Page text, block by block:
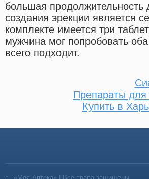
большая продолжительность
создания эрекции является
комплекте имеется три
мужчина мог попробовать
всего подходит.
Препараты
Купить в